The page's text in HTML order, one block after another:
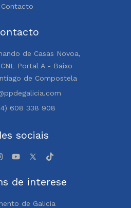
Contacto
de Casas Novoa,
Portal A - Baixo
de Compostela
608 338 908
sociais
de interese
de Galicia